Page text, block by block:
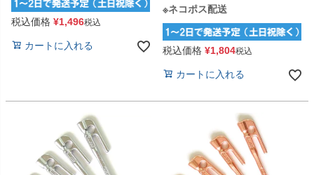
税込価格 ¥1,496税込
カートに入れる
※ネコポス配送
税込価格 ¥1,804税込
カートに入れる